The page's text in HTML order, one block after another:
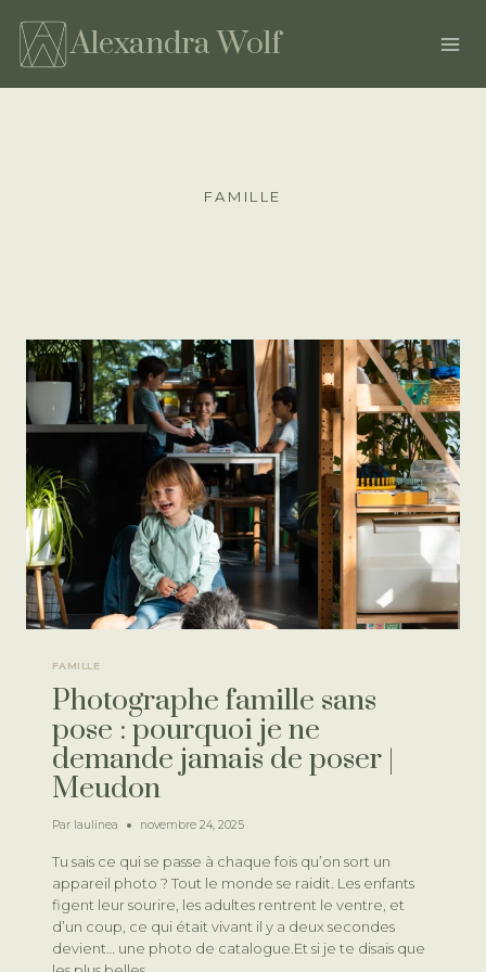
contenu
Alexandra Wolf
FAMILLE
FAMILLE
Photographe famille sans
pose : pourquoi je ne
demande jamais de poser |
Meudon
Par laulinea novembre 24, 2025
Tu sais ce qui se passe à chaque fois qu’on sort un
appareil photo ? Tout le monde se raidit. Les enfants
figent leur sourire, les adultes rentrent le ventre, et
d’un coup, ce qui était vivant il y a deux secondes
devient… une photo de catalogue.Et si je te disais que